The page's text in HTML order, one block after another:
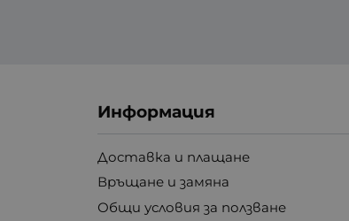
Информация
Доставка и плащане
Връщане и замяна
Общи условия за ползване